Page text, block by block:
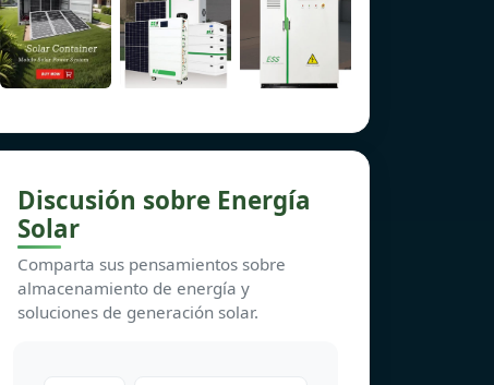
Discusión sobre Energía
Solar
Comparta sus pensamientos sobre
almacenamiento de energía y
soluciones de generación solar.